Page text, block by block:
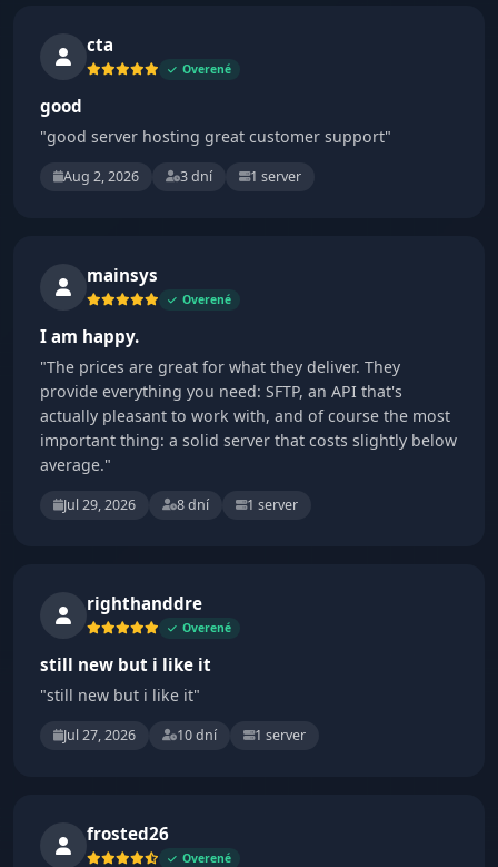
cta
Overené
good
"good server hosting great customer support"
Aug 2, 2026 3 dní 1 server
mainsys
Overené
I am happy.
"The prices are great for what they deliver. They
provide everything you need: SFTP, an API that's
actually pleasant to work with, and of course the most
important thing: a solid server that costs slightly below
average."
Jul 29, 2026 8 dní 1 server
righthanddre
Overené
still new but i like it
"still new but i like it"
Jul 27, 2026 10 dní 1 server
frosted26
Overené